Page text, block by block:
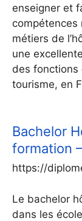
enseigner et
compétences
métiers de
une
des fonctions
tourisme, en
Bachelor
formation
https://
Le bachelor
dans les